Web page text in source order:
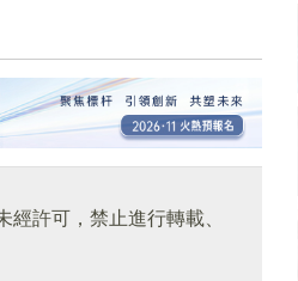
許可，禁止進行轉載、